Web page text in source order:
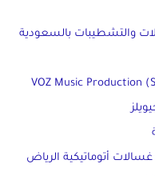
والتشطيبات بالسعودية
VOZ Music Production
أتوماتيكية الرياض